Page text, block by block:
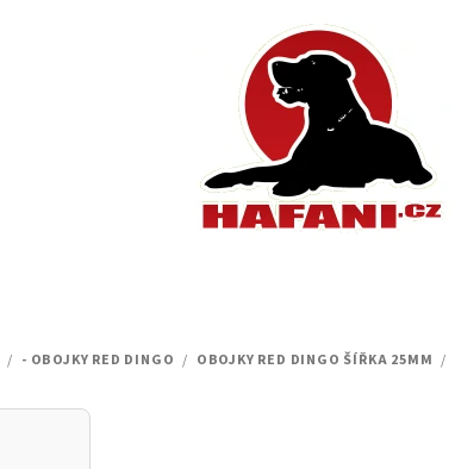
/ - OBOJKY RED DINGO / OBOJKY RED DINGO ŠÍŘKA 25MM /